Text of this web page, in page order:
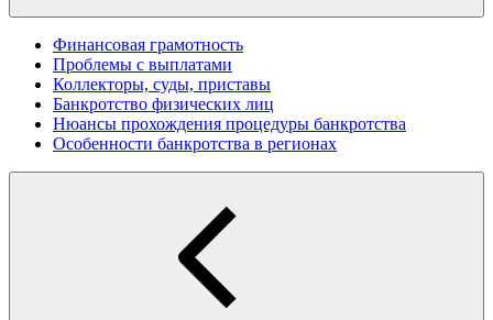
Финансовая грамотность
Проблемы с выплатами
Коллекторы, суды, приставы
Банкротство физических лиц
Нюансы прохождения процедуры банкротства
Особенности банкротства в регионах